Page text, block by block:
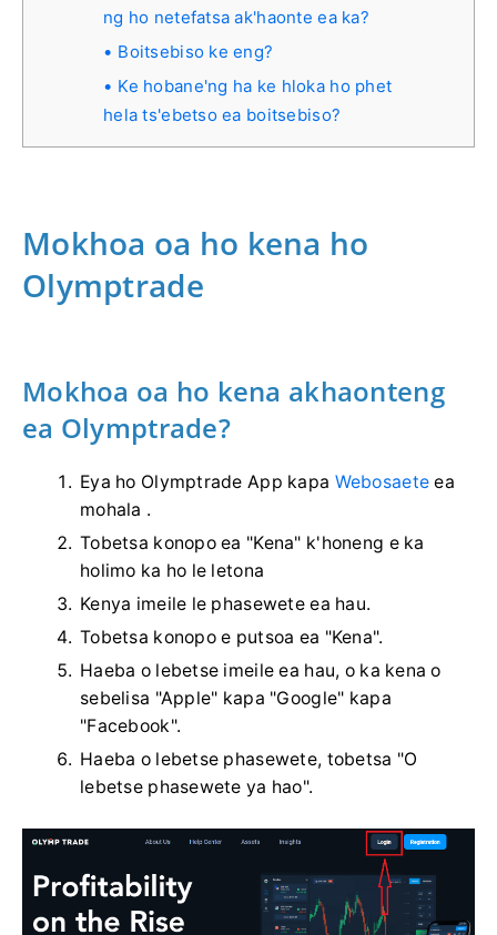
ng ho netefatsa ak'haonte ea ka?
Boitsebiso ke eng?
Ke hobane'ng ha ke hloka ho phet
hela ts'ebetso ea boitsebiso?
Mokhoa oa ho kena ho
Olymptrade
Mokhoa oa ho kena akhaonteng
ea Olymptrade?
Eya ho Olymptrade App kapa Webosaete ea
mohala .
Tobetsa konopo ea "Kena" k'honeng e ka
holimo ka ho le letona
Kenya imeile le phasewete ea hau.
Tobetsa konopo e putsoa ea "Kena".
Haeba o lebetse imeile ea hau, o ka kena o
sebelisa "Apple" kapa "Google" kapa
"Facebook".
Haeba o lebetse phasewete, tobetsa "O
lebetse phasewete ya hao".